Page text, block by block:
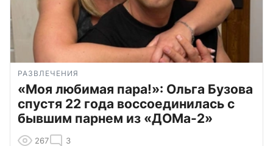
РАЗВЛЕЧЕНИЯ
«Моя любимая пара!»: Ольга Бузова
спустя 22 года воссоединилась с
бывшим парнем из «ДОМа-2»
267 3